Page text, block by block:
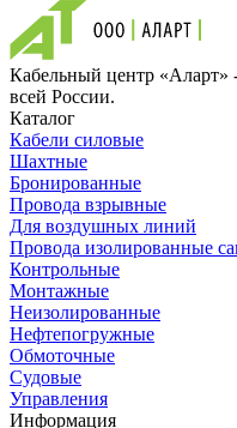
Кабельный центр «Аларт»
всей России.
Каталог
Кабели силовые
Шахтные
Бронированные
Провода взрывные
Для воздушных линий
Провода изолированные
Контрольные
Монтажные
Неизолированные
Нефтепогружные
Обмоточные
Судовые
Управления
Информация